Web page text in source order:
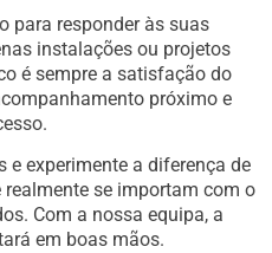
para responder às suas
instalações ou projetos
é sempre a satisfação do
próximo e
e experimente a diferença de
se importam com o
Com a nossa equipa, a
em boas mãos.